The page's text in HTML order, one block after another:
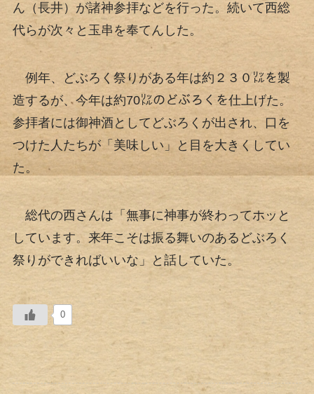
ん（長井）が諸神参拝などを行った。続いて西総
代らが次々と玉串を奉てんした。
例年、どぶろく祭りがある年は約２３０㍑を製
造するが、今年は約70㍑のどぶろくを仕上げた。
参拝者には御神酒としてどぶろくが出され、口を
つけた人たちが「美味しい」と目を大きくしてい
た。
総代の西さんは「無事に神事が終わってホッと
しています。来年こそは振る舞いのあるどぶろく
祭りができればいいな」と話していた。
0